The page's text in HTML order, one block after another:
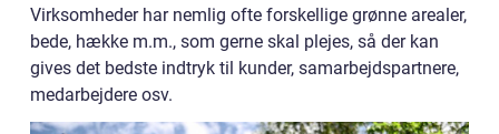
Virksomheder har nemlig ofte forskellige grønne arealer,
bede, hække m.m., som gerne skal plejes, så der kan
gives det bedste indtryk til kunder, samarbejdspartnere,
medarbejdere osv.